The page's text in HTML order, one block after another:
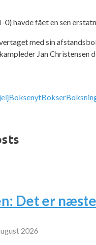
0) havde fået en sen
med sin
Jan Christensen
BoksenytBokser
Det er
2026